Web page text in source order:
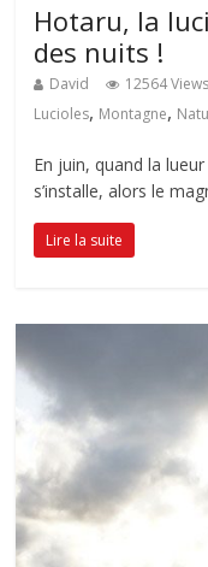
Hotaru, la
des nuits !
David 12564 Views
Lucioles, Montagne,
En juin, quand la
s’installe, alors le
Lire la suite